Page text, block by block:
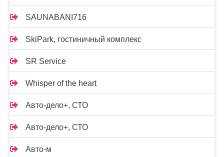
SAUNABANI716
SkiPark, гостиничный комплекс
SR Service
Whisper of the heart
Авто-дело+, СТО
Авто-дело+, СТО
Авто-м